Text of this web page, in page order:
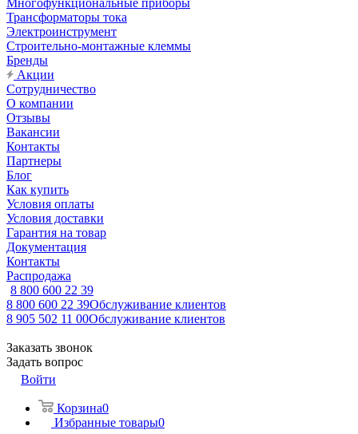
Многофункциональные приборы
Трансформаторы тока
Электроинструмент
Строительно-монтажные клеммы
Бренды
Акции
Сотрудничество
О компании
Отзывы
Вакансии
Контакты
Партнеры
Блог
Как купить
Условия оплаты
Условия доставки
Гарантия на товар
Документация
Контакты
Распродажа
8 800 600 22 39
8 800 600 22 39Обслуживание клиентов
8 905 502 11 00Обслуживание клиентов
Заказать звонок
Задать вопрос
Войти
Корзина0
Избранные товары0